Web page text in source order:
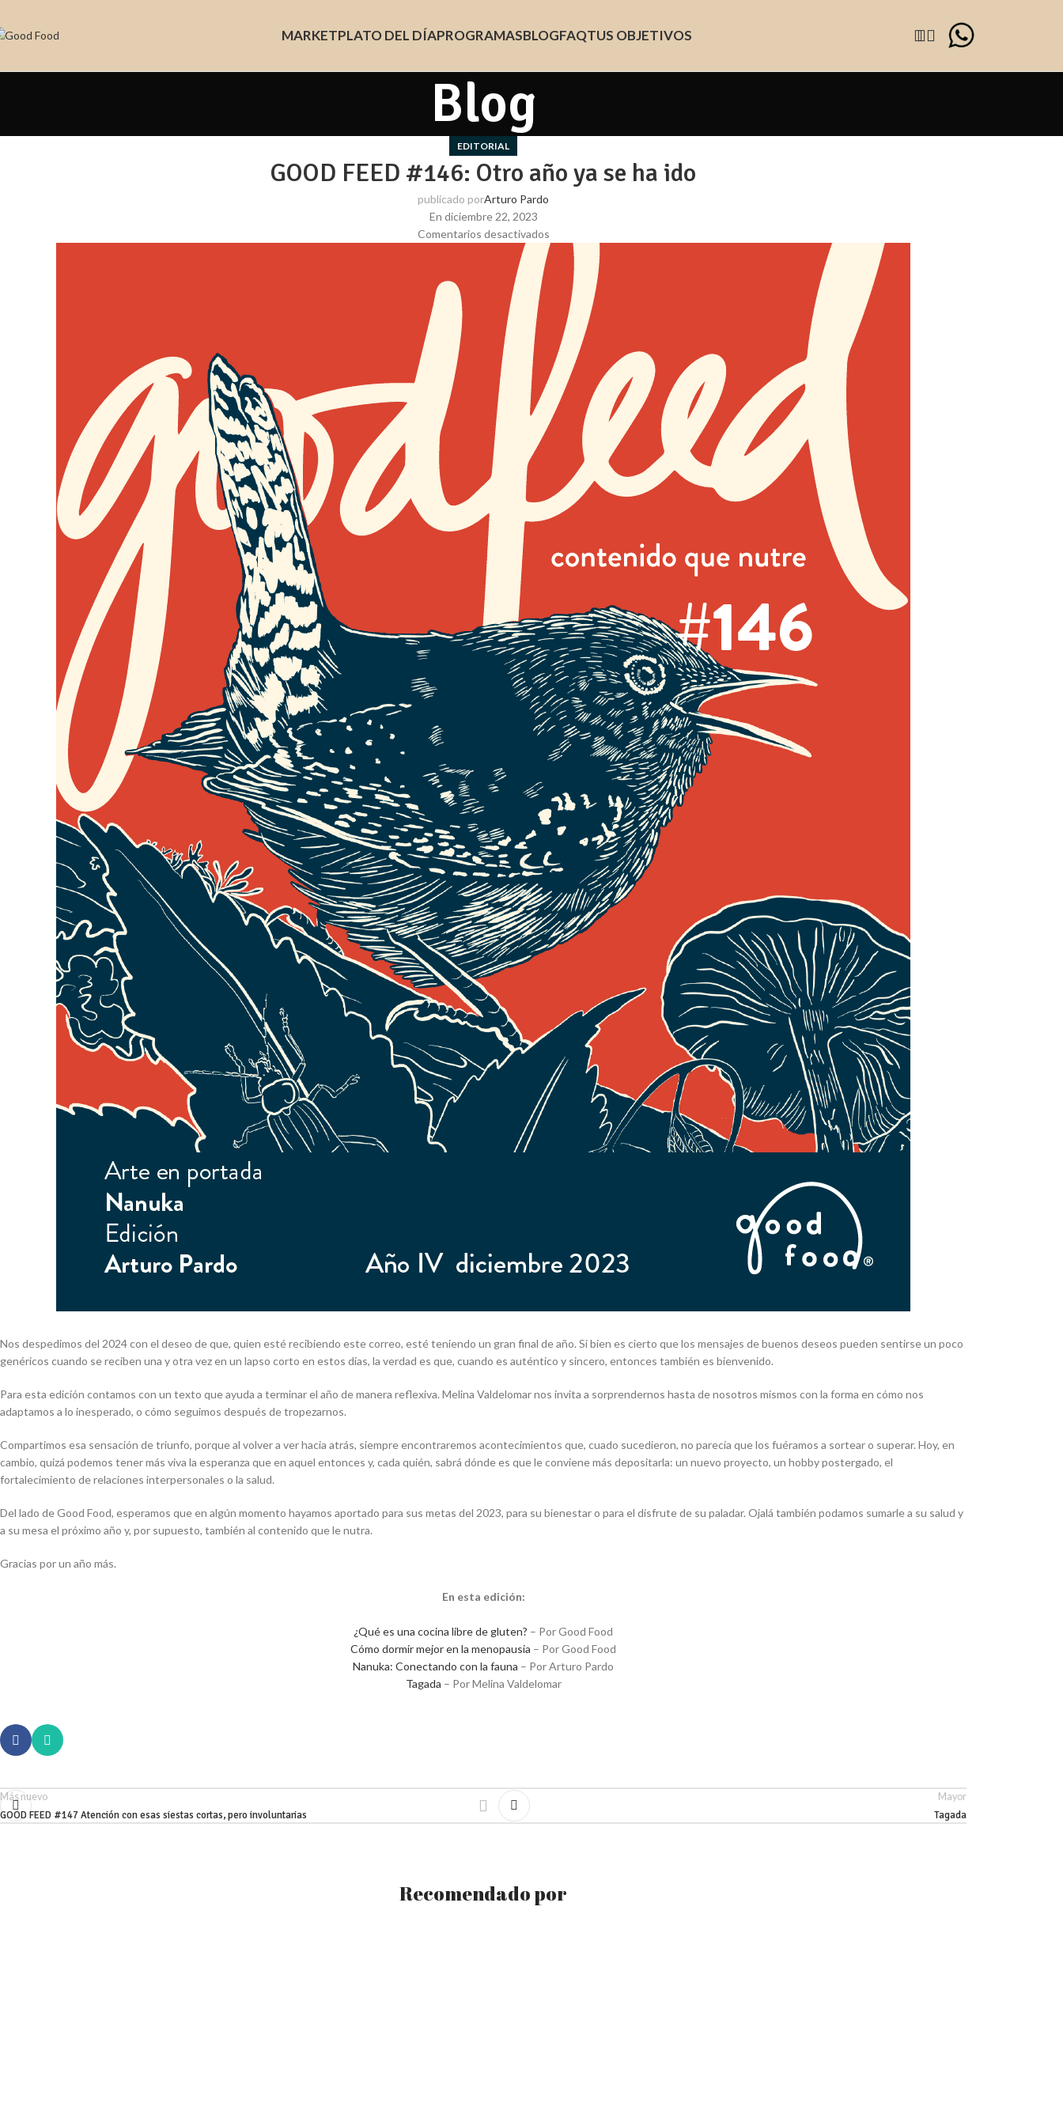
MARKETPLATO DEL DÍAPROGRAMASBLOGFAQTUS OBJETIVOS
Blog
EDITORIAL
GOOD FEED #146: Otro año ya se ha ido
publicado porArturo Pardo
En diciembre 22, 2023
Comentarios desactivados
Nos despedimos del 2024 con el deseo de que, quien esté recibiendo este correo, esté teniendo un gran final de año. Si bien es cierto que los mensajes de buenos deseos pueden sentirse un poco
genéricos cuando se reciben una y otra vez en un lapso corto en estos días, la verdad es que, cuando es auténtico y sincero, entonces también es bienvenido.
Para esta edición contamos con un texto que ayuda a terminar el año de manera reflexiva. Melina Valdelomar nos invita a sorprendernos hasta de nosotros mismos con la forma en cómo nos
adaptamos a lo inesperado, o cómo seguimos después de tropezarnos.
Compartimos esa sensación de triunfo, porque al volver a ver hacia atrás, siempre encontraremos acontecimientos que, cuado sucedieron, no parecía que los fuéramos a sortear o superar. Hoy, en
cambio, quizá podemos tener más viva la esperanza que en aquel entonces y, cada quién, sabrá dónde es que le conviene más depositarla: un nuevo proyecto, un hobby postergado, el
fortalecimiento de relaciones interpersonales o la salud.
Del lado de Good Food, esperamos que en algún momento hayamos aportado para sus metas del 2023, para su bienestar o para el disfrute de su paladar. Ojalá también podamos sumarle a su salud y
a su mesa el próximo año y, por supuesto, también al contenido que le nutra.
Gracias por un año más.
En esta edición:
¿Qué es una cocina libre de gluten? – Por Good Food
Cómo dormir mejor en la menopausia – Por Good Food
Nanuka: Conectando con la fauna – Por Arturo Pardo
Tagada – Por Melina Valdelomar
Más nuevo
GOOD FEED #147 Atención con esas siestas cortas, pero involuntarias
Mayor
Tagada
Recomendado por